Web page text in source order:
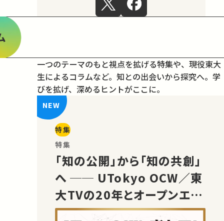
一つのテーマのもと視点を拡げる特集や、現役東大
生によるコラムなど。 知との出会いから探究へ。学
びを拡げ、深めるヒントがここに。
特集
特集
「知の公開」から「知の共創」
へ ── UTokyo OCW／東
大TVの20年とオープンエデ
ュケーションの未来